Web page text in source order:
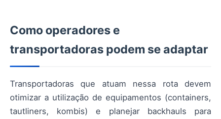
Como operadores e
transportadoras podem se adaptar
Transportadoras que atuam nessa rota devem
otimizar a utilização de equipamentos (containers,
tautliners, kombis) e planejar backhauls para